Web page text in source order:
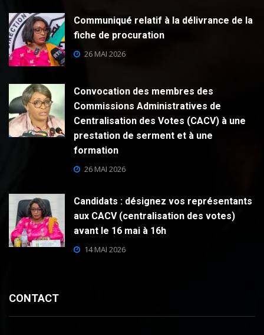
Communiqué relatif à la délivrance de la
fiche de procuration
26 MAI 2026
Convocation des membres des
Commissions Administratives de
Centralisation des Votes (CACV) à une
prestation de serment et à une
formation
26 MAI 2026
Candidats : désignez vos représentants
aux CACV (centralisation des votes)
avant le 16 mai à 16h
14 MAI 2026
CONTACT